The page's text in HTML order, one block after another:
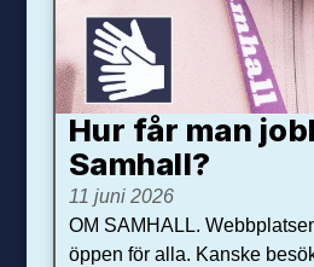
Hur får man
Samhall?
11 juni 2026
OM SAMHALL.
öppen för alla. Kanske